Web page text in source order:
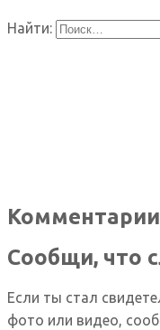
Найти:
Сообщи, что
Если ты стал
фото или видео,